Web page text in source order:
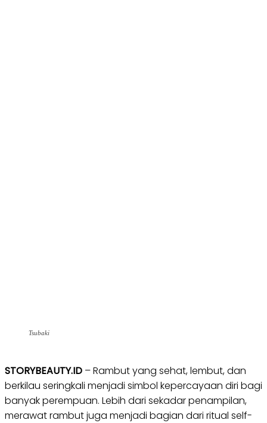
Tsubaki
STORYBEAUTY.ID – Rambut yang sehat, lembut, dan
berkilau seringkali menjadi simbol kepercayaan diri bagi
banyak perempuan. Lebih dari sekadar penampilan,
merawat rambut juga menjadi bagian dari ritual self-